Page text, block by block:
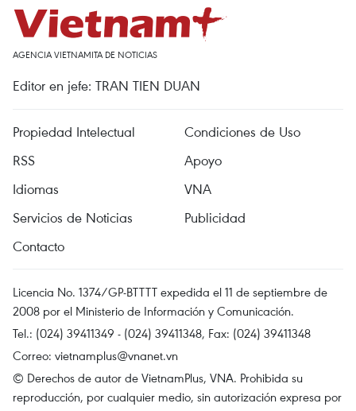
AGENCIA VIETNAMITA DE NOTICIAS
Editor en jefe: TRAN TIEN DUAN
Propiedad Intelectual
Condiciones de Uso
RSS
Apoyo
Idiomas
VNA
Servicios de Noticias
Publicidad
Contacto
Licencia No. 1374/GP-BTTTT expedida el 11 de septiembre de
2008 por el Ministerio de Información y Comunicación.
Tel.: (024) 39411349 - (024) 39411348, Fax: (024) 39411348
Correo: vietnamplus@vnanet.vn
© Derechos de autor de VietnamPlus, VNA. Prohibida su
reproducción, por cualquier medio, sin autorización expresa por